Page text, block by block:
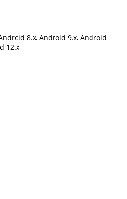
8.x, Android 9.x, Android
12.x